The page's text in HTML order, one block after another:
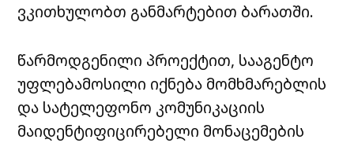
ვკითხულობთ განმარტებით ბარათში.
წარმოდგენილი პროექტით, სააგენტო
უფლებამოსილი იქნება მომხმარებლის
და სატელეფონო კომუნიკაციის
მაიდენტიფიცირებელი მონაცემების